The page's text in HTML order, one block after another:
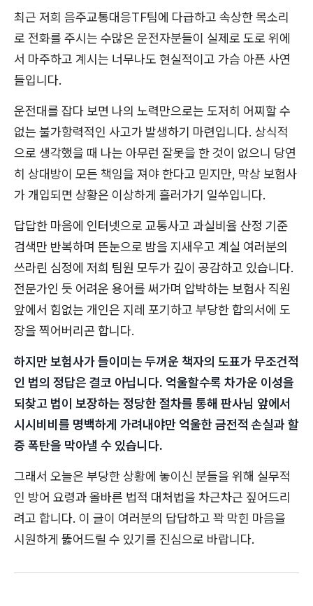
최근 저희 음주교통대응TF팀에 다급하고 속상한 목소리
로 전화를 주시는 수많은 운전자분들이 실제로 도로 위에
서 마주하고 계시는 너무나도 현실적이고 가슴 아픈 사연
들입니다.
운전대를 잡다 보면 나의 노력만으로는 도저히 어찌할 수
없는 불가항력적인 사고가 발생하기 마련입니다. 상식적
으로 생각했을 때 나는 아무런 잘못을 한 것이 없으니 당연
히 상대방이 모든 책임을 져야 한다고 믿지만, 막상 보험사
가 개입되면 상황은 이상하게 흘러가기 일쑤입니다.
답답한 마음에 인터넷으로 교통사고 과실비율 산정 기준
검색만 반복하며 뜬눈으로 밤을 지새우고 계실 여러분의
쓰라린 심정에 저희 팀원 모두가 깊이 공감하고 있습니다.
전문가인 듯 어려운 용어를 써가며 압박하는 보험사 직원
앞에서 힘없는 개인은 지레 포기하고 부당한 합의서에 도
장을 찍어버리곤 합니다.
하지만 보험사가 들이미는 두꺼운 책자의 도표가 무조건적
인 법의 정답은 결코 아닙니다. 억울할수록 차가운 이성을
되찾고 법이 보장하는 정당한 절차를 통해 판사님 앞에서
시시비비를 명백하게 가려내야만 억울한 금전적 손실과 할
증 폭탄을 막아낼 수 있습니다.
그래서 오늘은 부당한 상황에 놓이신 분들을 위해 실무적
인 방어 요령과 올바른 법적 대처법을 차근차근 짚어드리
려고 합니다. 이 글이 여러분의 답답하고 꽉 막힌 마음을
시원하게 뚫어드릴 수 있기를 진심으로 바랍니다.